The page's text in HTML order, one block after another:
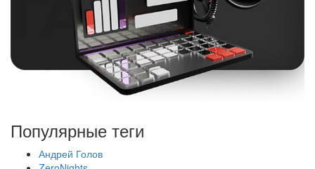
Популярные теги
Андрей Голов